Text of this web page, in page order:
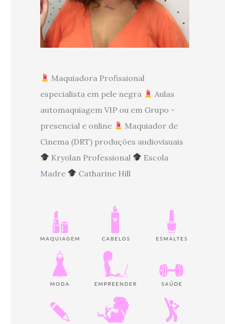
Maquiadora Profissional
especialista em pele negra
Aulas
automaquiagem VIP ou em Grupo -
presencial e online
Maquiador de
Cinema (DRT) produções audiovisuais
Kryolan Professional
Escola
Madre
Catharine Hill